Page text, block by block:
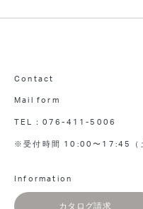
Contact
Mail form
TEL：076-411-5006
※受付時間 10:00〜17:45（
Information
カタログ請求